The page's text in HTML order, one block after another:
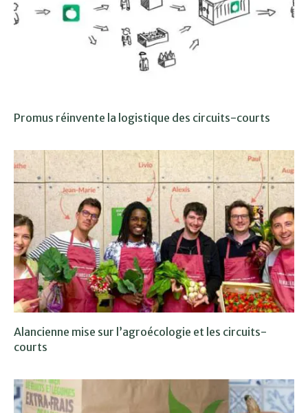
Promus réinvente la logistique des circuits-courts
Alancienne mise sur l’agroécologie et les circuits-
courts